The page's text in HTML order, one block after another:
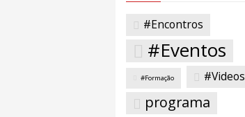
#Encontros
#Eventos
#Formação #Videos
programa